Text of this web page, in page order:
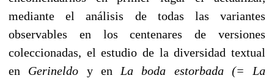
mediante el análisis de todas las variantes
observables en los centenares de versiones
coleccionadas, el estu­dio de la diversidad textual
en Gerineldo y en La boda estorbada (= La